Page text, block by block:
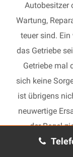
Autobesitzer
Wartung,
teuer sind.
das Getriebe
Getriebe mal
sich keine
ist übrigens
neuwertige
der Regel
Ersatzteilen